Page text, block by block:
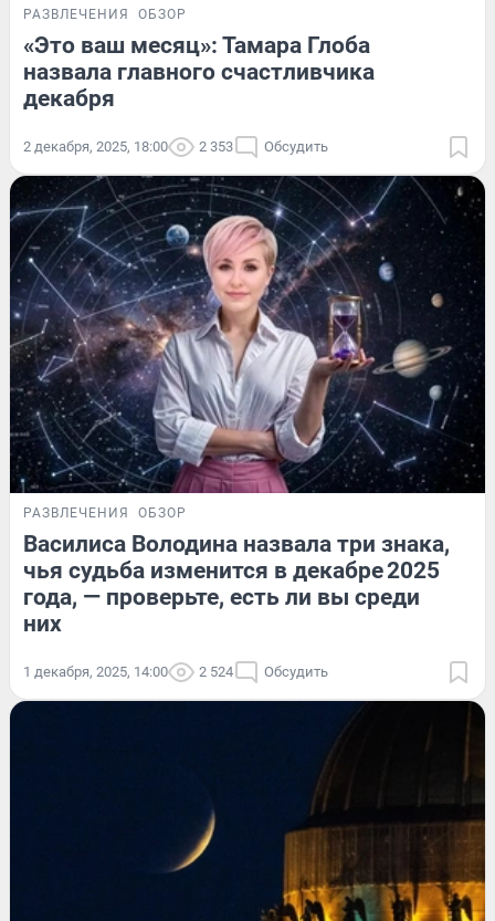
РАЗВЛЕЧЕНИЯ ОБЗОР
«Это ваш месяц»: Тамара Глоба
назвала главного счастливчика
декабря
2 декабря, 2025, 18:00 2 353 Обсудить
РАЗВЛЕЧЕНИЯ ОБЗОР
Василиса Володина назвала три знака,
чья судьба изменится в декабре 2025
года, — проверьте, есть ли вы среди
них
1 декабря, 2025, 14:00 2 524 Обсудить